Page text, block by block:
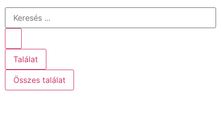
Találat
Összes találat